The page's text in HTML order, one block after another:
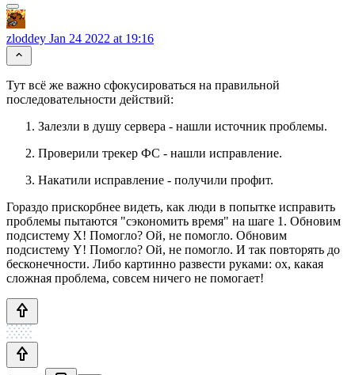
zloddey Jan 24 2022 at 19:16
Тут всё же важно сфокусироваться на правильной
последовательности действий:
Залезли в душу сервера - нашли источник проблемы.
Проверили трекер ФС - нашли исправление.
Накатили исправление - получили профит.
Гораздо прискорбнее видеть, как люди в попытке исправить
проблемы пытаются "сэкономить время" на шаге 1. Обновим
подсистему Х! Помогло? Ой, не помогло. Обновим
подсистему Y! Помогло? Ой, не помогло. И так повторять до
бесконечности. Либо картинно развести руками: ох, какая
сложная проблема, совсем ничего не помогает!